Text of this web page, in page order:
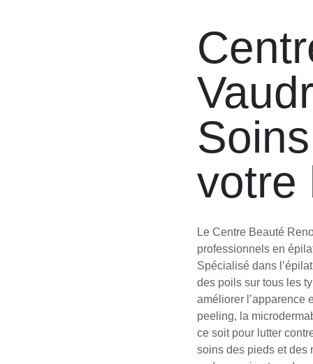
votre
Le Centre Beauté
professionnels en
Spécialisé dans
des poils sur tous les
améliorer l’apparence
peeling, la
ce soit pour lutter
soins des pieds et des